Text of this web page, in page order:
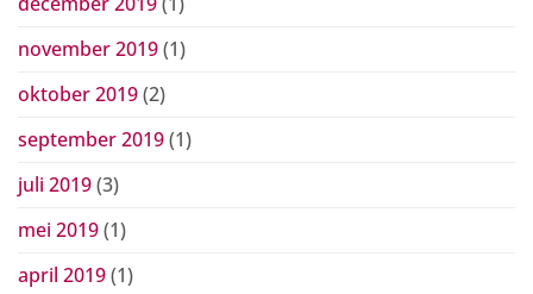
november 2019(1)
oktober 2019(2)
september 2019(1)
juli 2019(3)
mei 2019(1)
april 2019(1)